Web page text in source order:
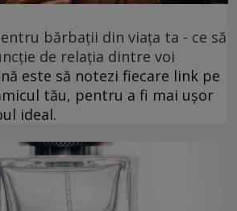
bărbații din viața ta - ce să
de relația dintre voi
este să notezi fiecare link pe
tău, pentru a fi mai ușor
ideal.